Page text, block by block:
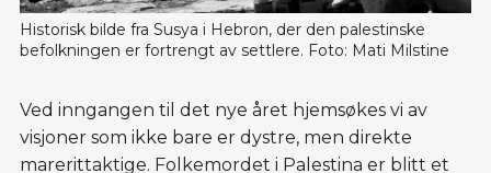
Historisk bilde fra Susya i Hebron, der den palestinske
befolkningen er fortrengt av settlere. Foto: Mati Milstine
Ved inngangen til det nye året hjemsøkes vi av
visjoner som ikke bare er dystre, men direkte
marerittaktige. Folkemordet i Palestina er blitt et